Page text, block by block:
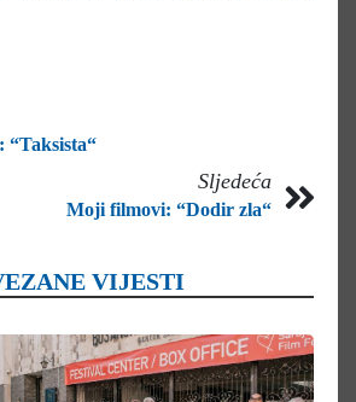
Sljedeća
Moji filmovi: “Dodir zla“
VIJESTI